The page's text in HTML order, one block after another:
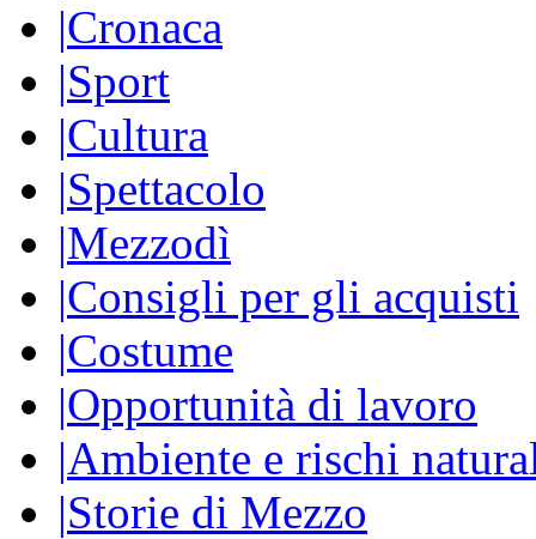
|Cronaca
|Sport
|Cultura
|Spettacolo
|Mezzodì
|Consigli per gli acquisti
|Costume
|Opportunità di lavoro
|Ambiente e rischi
|Storie di Mezzo